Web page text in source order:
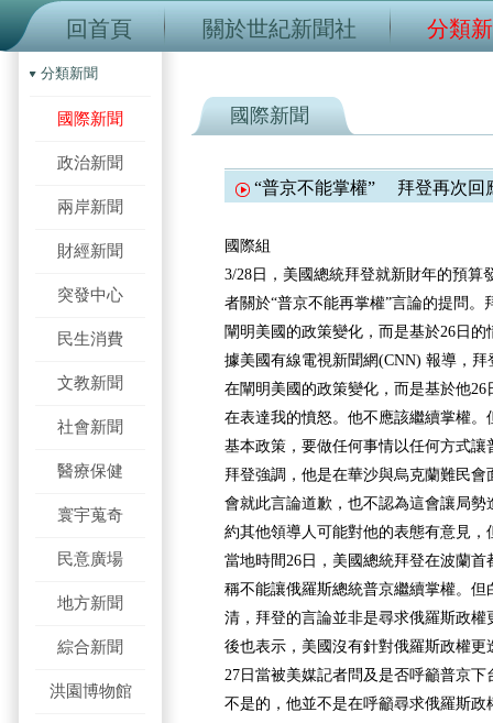
回首頁 關於世紀新聞社 分類
分類新聞
國際新聞
政治新聞
兩岸新聞
財經新聞
突發中心
民生消費
文教新聞
社會新聞
醫療保健
寰宇蒐奇
民意廣場
地方新聞
綜合新聞
洪園博物館
國際新聞
“普京不能掌權” 拜登再次回
國際組
3/28日，美國總統拜登就新財年的預算
者關於“普京不能再掌權”言論的提問。
闡明美國的政策變化，而是基於26日的
據美國有線電視新聞網(CNN) 報導，
在闡明美國的政策變化，而是基於他
在表達我的憤怒。他不應該繼續掌權
基本政策，要做任何事情以任何方式讓
拜登強調，他是在華沙與烏克蘭難民
會就此言論道歉，也不認為這會讓局
約其他領導人可能對他的表態有意見，
當地時間26日，美國總統拜登在波蘭
稱不能讓俄羅斯總統普京繼續掌權。
清，拜登的言論並非是尋求俄羅斯政
後也表示，美國沒有針對俄羅斯政權更
27日當被美媒記者問及是否呼籲普京
不是的，他並不是在呼籲尋求俄羅斯政